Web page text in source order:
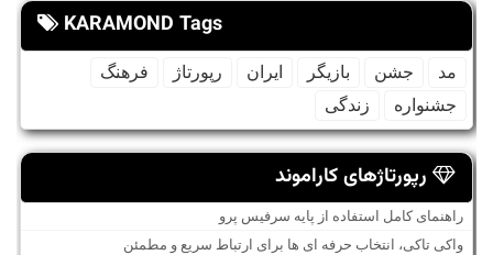
KARAMOND Tags
مد جشن بازیگر ایران رپورتاژ
فرهنگ
جشنواره
زندگی
رپورتاژهای کاراموند
راهنمای کامل استفاده از پایه سرفیس پرو
واکی تاکی، انتخاب حرفه ای ها برای ارتباط سریع و مطمئن